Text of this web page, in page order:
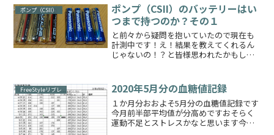
ポンプ（CSII）
ポンプ（CSII）のバッテリーはい
つまで持つのか？その１
と前々から疑問を抱いていたので現在も
計測中です！え！結果を教えてくれるん
じゃないの！？と皆様思われたかもしれ
ター●ーナンの単４アルカリ電池とパナ
ソニックEVOLTAの単...
FreeStyleリブレ 2020年5月分の血糖値記録
１か月分おおよそ5月分の血糖値記録です
今月前半部平均値が分高めですおそらく
運動不足とストレスかなと思います今回